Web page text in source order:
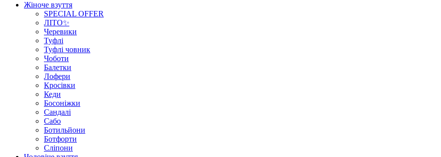
Жіноче взуття
SPECIAL OFFER
ЛІТО✨
Черевики
Туфлі
Туфлі човник
Чоботи
Балетки
Лофери
Кросівки
Кеди
Босоніжки
Сандалі
Сабо
Ботильйони
Ботфорти
Сліпони